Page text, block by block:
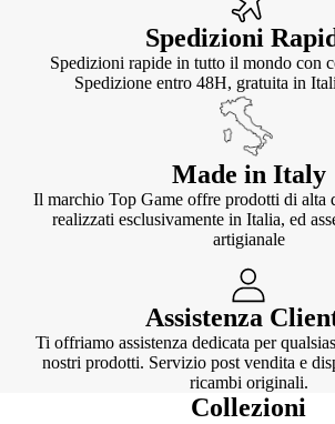
Spedizioni
Spedizioni rapide in tutto il mondo con
Spedizione entro 48H, gratuita in
Made in Italy
Il marchio Top Game offre prodotti di alta
realizzati esclusivamente in Italia, ed
artigianale
Assistenza
Ti offriamo assistenza dedicata per
nostri prodotti. Servizio post vendita e
ricambi originali.
Collezioni